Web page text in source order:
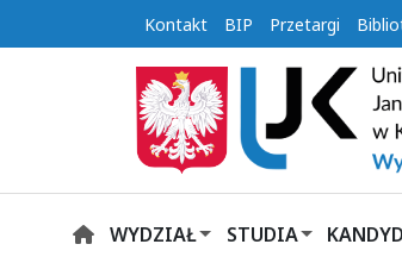
Kontakt BIP Przetargi
HOMEWYDZIAŁ STUDIA